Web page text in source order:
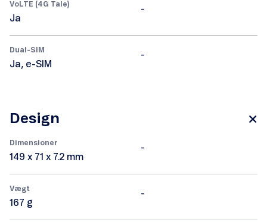
VoLTE (4G Tale)
Ja
-
Dual-SIM
Ja, e-SIM
-
Design
Dimensioner
149 x 71 x 7.2 mm
-
Vægt
167 g
-